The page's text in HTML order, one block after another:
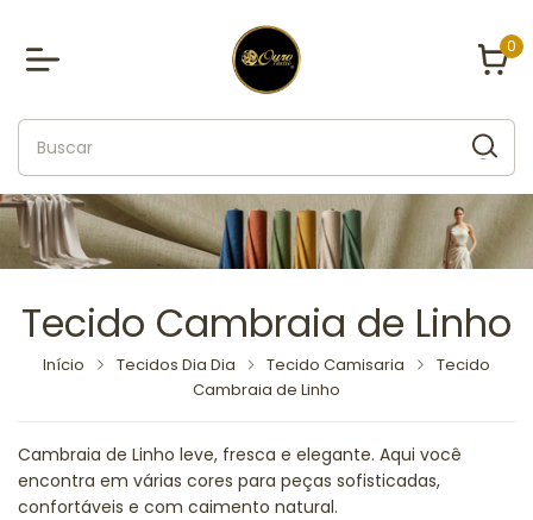
0
Tecido Cambraia de Linho
Início Tecidos Dia Dia Tecido Camisaria
Tecido
Cambraia de Linho
Cambraia de Linho leve, fresca e elegante. Aqui você
encontra em várias cores para peças sofisticadas,
confortáveis e com caimento natural.